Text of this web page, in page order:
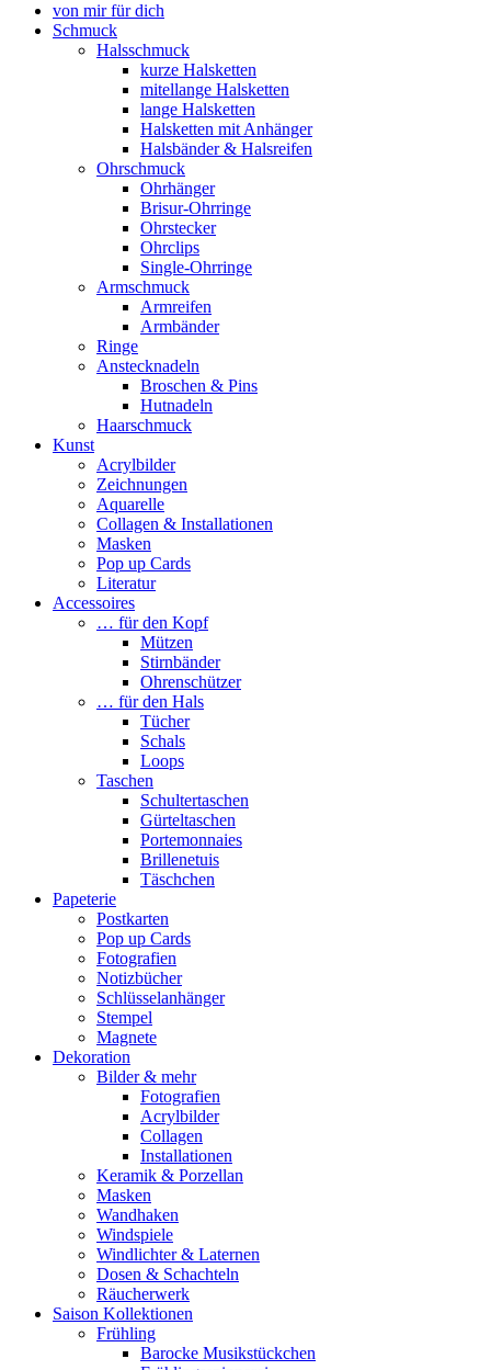
von mir für dich
Schmuck
Halsschmuck
kurze Halsketten
mitellange Halsketten
lange Halsketten
Halsketten mit Anhänger
Halsbänder & Halsreifen
Ohrschmuck
Ohrhänger
Brisur-Ohrringe
Ohrstecker
Ohrclips
Single-Ohrringe
Armschmuck
Armreifen
Armbänder
Ringe
Anstecknadeln
Broschen & Pins
Hutnadeln
Haarschmuck
Kunst
Acrylbilder
Zeichnungen
Aquarelle
Collagen & Installationen
Masken
Pop up Cards
Literatur
Accessoires
… für den Kopf
Mützen
Stirnbänder
Ohrenschützer
… für den Hals
Tücher
Schals
Loops
Taschen
Schultertaschen
Gürteltaschen
Portemonnaies
Brillenetuis
Täschchen
Papeterie
Postkarten
Pop up Cards
Fotografien
Notizbücher
Schlüsselanhänger
Stempel
Magnete
Dekoration
Bilder & mehr
Fotografien
Acrylbilder
Collagen
Installationen
Keramik & Porzellan
Masken
Wandhaken
Windspiele
Windlichter & Laternen
Dosen & Schachteln
Räucherwerk
Saison Kollektionen
Frühling
Barocke Musikstückchen